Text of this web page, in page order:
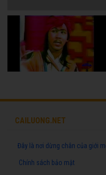
CAILUONG.NET
Đây là nơi dừng chân của giới
Chính sách bảo mật